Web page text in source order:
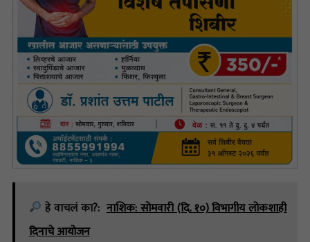
हे वाचलं का?: नाशिक: सोमवारी (दि. १०) विभागीय लोकशाही
दिनाचे आयोजन